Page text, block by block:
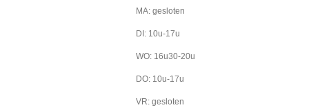
o
o
g
r
m
MA: gesloten
DI: 10u-17u
WO: 16u30-20u
DO: 10u-17u
VR: gesloten